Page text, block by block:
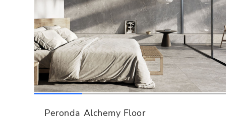
Peronda Alchemy Floor